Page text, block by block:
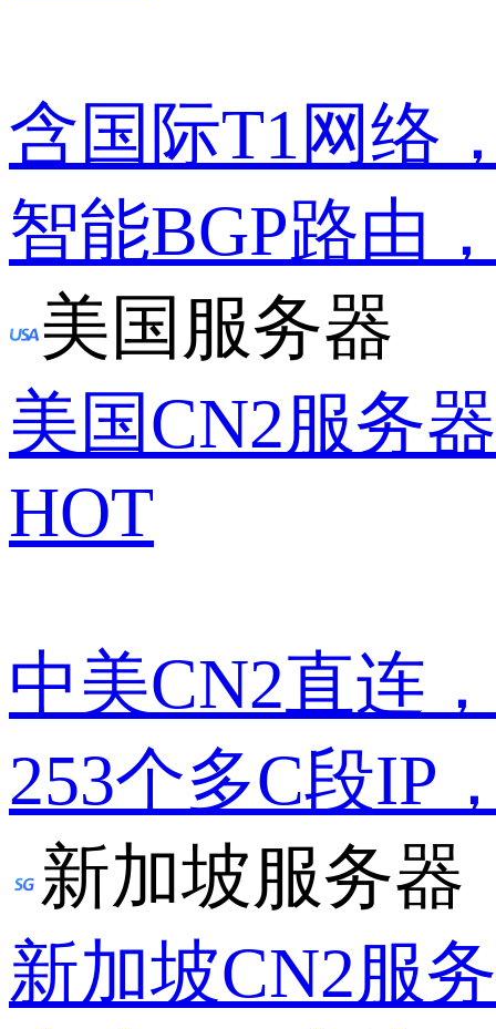
含国际T1网络
智能BGP路由
美国服务器
美国CN2服务器
HOT
中美CN2直连
253个多C段IP
新加坡服务器
新加坡CN2服